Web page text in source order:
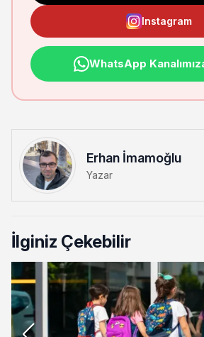
Instagram
WhatsApp
Erhan İmamoğlu
Yazar
İlginiz Çekebilir